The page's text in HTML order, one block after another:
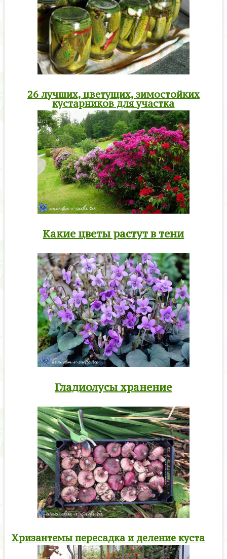
26 лучших, цветущих, зимостойких
кустарников для участка
Какие цветы растут в тени
Гладиолусы хранение
Хризантемы пересадка и деление куста